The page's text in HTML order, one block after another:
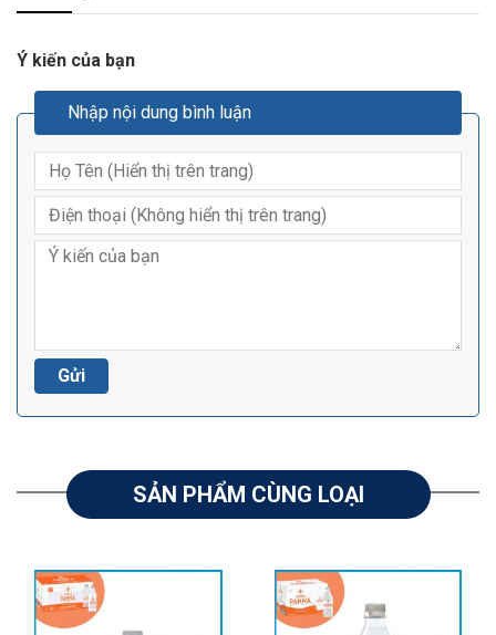
Ý kiến của bạn
Nhập nội dung bình luận
SẢN PHẨM CÙNG LOẠI